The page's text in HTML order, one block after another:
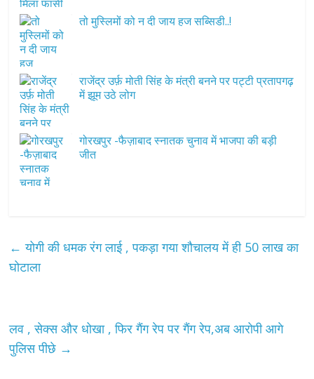
तो मुस्लिमों को न दी जाय हज सब्सिडी..!
राजेंद्र उर्फ़ मोती सिंह के मंत्री बनने पर पट्टी प्रतापगढ़
में झूम उठे लोग
गोरखपुर -फैज़ाबाद स्नातक चुनाव में भाजपा की बड़ी
जीत
← योगी की धमक रंग लाई , पकड़ा गया शौचालय में ही 50 लाख का
घोटाला
लव , सेक्स और धोखा , फिर गैंग रेप पर गैंग रेप,अब आरोपी आगे
पुलिस पीछे →